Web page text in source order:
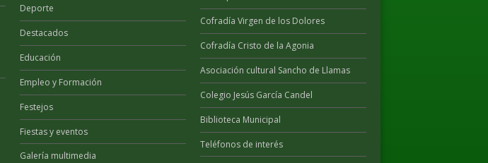
Deporte
Destacados
Educación
Empleo y Formación
Festejos
Fiestas y eventos
Galería multimedia
Cofradía Virgen de los Dolores
Cofradía Cristo de la Agonia
Asociación cultural Sancho de Llamas
Colegio Jesús García Candel
Biblioteca Municipal
Teléfonos de interés